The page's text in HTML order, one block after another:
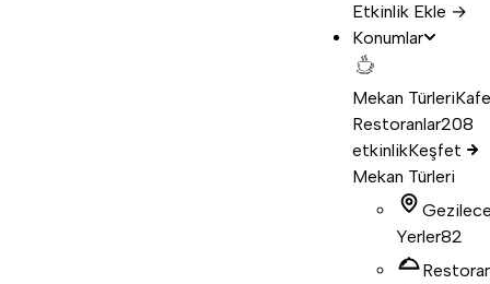
Etkinlik Ekle →
Konumlar
Mekan Türleri
Restoranlar208
etkinlikKeşfet
Mekan Türleri
Yerler82